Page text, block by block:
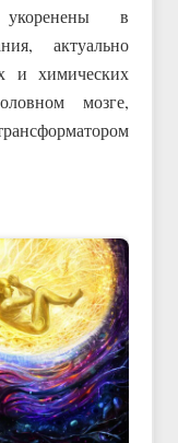
в
актуально
и химических
мозге,